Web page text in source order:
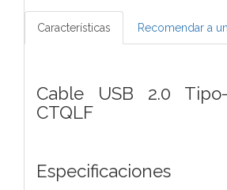
Características Recomendar a
Cable USB 2.0
CTQLF
Especificaciones